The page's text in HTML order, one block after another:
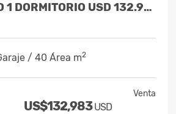
VENDE APARTAMENTO 1 DORMITORIO USD 132.983
/ 40 Área m2
Venta
US$132,983USD